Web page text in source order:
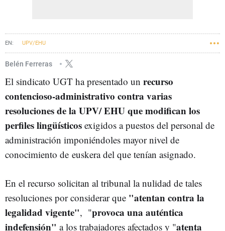
UPV/EHU
Belén Ferreras
El sindicato UGT ha presentado un recurso
contencioso-administrativo contra varias
resoluciones de la UPV/ EHU que modifican los
perfiles lingüísticos exigidos a puestos del personal de
administración imponiéndoles mayor nivel de
conocimiento de euskera del que tenían asignado.
En el recurso solicitan al tribunal la nulidad de tales
resoluciones por considerar que "atentan contra la
legalidad vigente", "provoca una auténtica
indefensión" a los trabajadores afectados y "atenta